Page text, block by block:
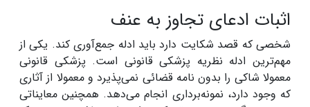
اثبات ادعای تجاوز به عنف
شخصی که قصد شکایت دارد باید ادله جمع‌آوری کند. یکی از
مهم‌ترین ادله نظریه پزشکی قانونی است. پزشکی قانونی
معمولا شاکی را بدون نامه قضائی نمی‌پذیرد و معمولا از آثاری
که وجود دارد، نمونه‌برداری انجام می‌دهد. همچنین معایناتی